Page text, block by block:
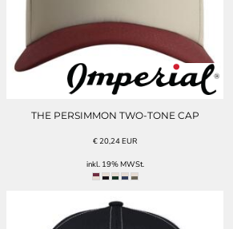
THE PERSIMMON TWO-TONE CAP
€20,24EUR
inkl. 19% MWSt.